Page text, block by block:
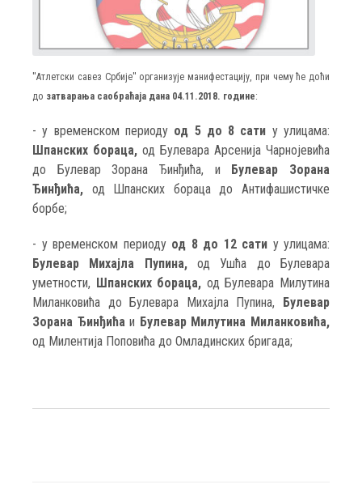
''Атлетски савез Србије'' организује манифестацију, при чему ће доћи
до затварања саобраћаја дана 04.11.2018. године:
- у временском периоду од 5 до 8 сати у улицама:
Шпанских бораца, од Булевара Арсенија Чарнојевића
до Булевар Зорана Ђинђића, и Булевар Зорана
Ђинђића, од Шпанских бораца до Антифашистичке
борбе;
- у временском периоду од 8 до 12 сати у улицама:
Булевар Михајла Пупина,од Ушћа до Булевара
уметности, Шпанских бораца, од Булевара Милутина
Миланковића до Булевара Михајла Пупина, Булевар
Зорана Ђинђића и Булевар Милутина Миланковића,
од Милентија Поповића до Омладинских бригада;